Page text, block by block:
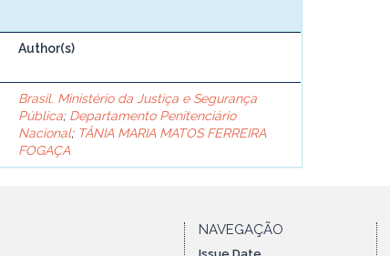
Author(s)
Brasil. Ministério da Justiça e Segurança
Pública; Departamento Penitenciário
Nacional; TÂNIA MARIA MATOS FERREIRA
FOGAÇA
NAVEGAÇÃO